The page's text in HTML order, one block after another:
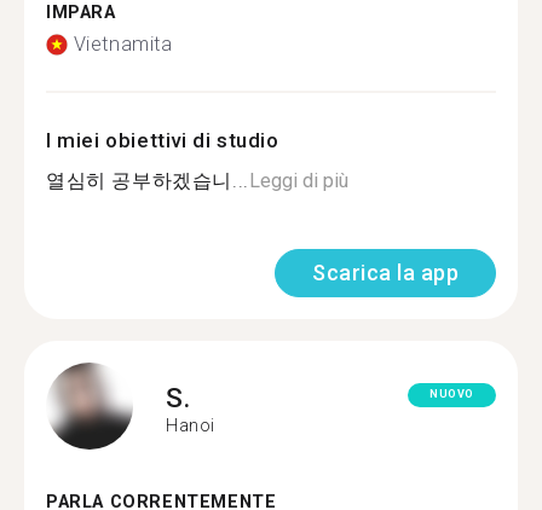
IMPARA
Vietnamita
I miei obiettivi di studio
열심히 공부하겠습니...Leggi di più
Scarica la app
S.
Hanoi
NUOVO
PARLA CORRENTEMENTE